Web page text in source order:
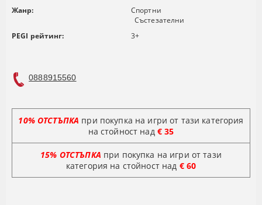
Жанр:
Спортни
Състезателни
PEGI рейтинг:
3+
0888915560
10% ОТСТЪПКА при покупка на игри от тази категория
на стойност над € 35
15% ОТСТЪПКА при покупка на игри от тази
категория на стойност над € 60